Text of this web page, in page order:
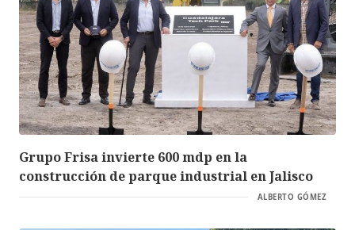
Grupo Frisa invierte 600 mdp en la
construcción de parque industrial en Jalisco
ALBERTO GÓMEZ